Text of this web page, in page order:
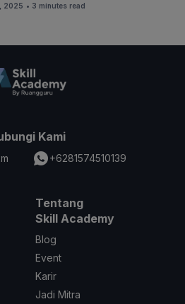
2025 • 3 minutes read
Kami
+6281574510139
Tentang
Skill Academy
Blog
Event
Karir
Jadi Mitra